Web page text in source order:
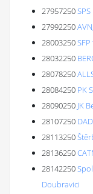
27957250
27992250
28003250
28032250
28078250
28084250 PK
28090250 JK
28107250
28113250
28136250
28142250
Doubravici